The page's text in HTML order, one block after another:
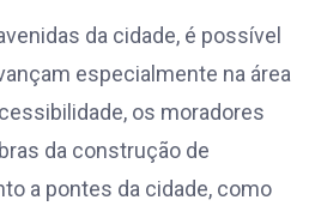
da cidade, é possível
especialmente na área
os moradores
da construção de
a pontes da cidade, como